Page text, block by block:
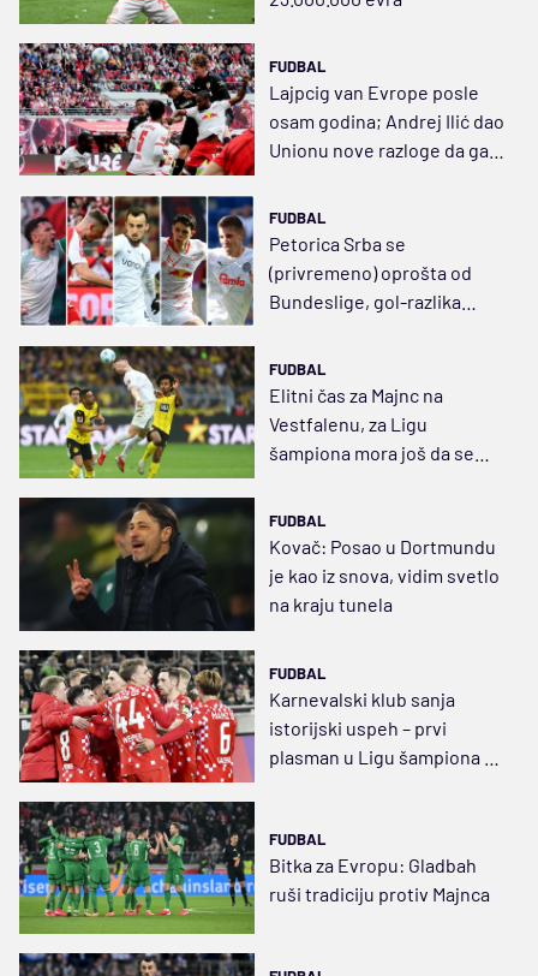
FUDBAL
Lajpcig van Evrope posle
osam godina; Andrej Ilić dao
Unionu nove razloge da ga
FUDBAL
Petorica Srba se
(privremeno) oprošta od
Bundeslige, gol-razlika
FUDBAL
Elitni čas za Majnc na
Vestfalenu, za Ligu
šampiona mora još da se
FUDBAL
Kovač: Posao u Dortmundu
je kao iz snova, vidim svetlo
na kraju tunela
FUDBAL
Karnevalski klub sanja
istorijski uspeh – prvi
plasman u Ligu šampiona u
FUDBAL
Bitka za Evropu: Gladbah
ruši tradiciju protiv Majnca